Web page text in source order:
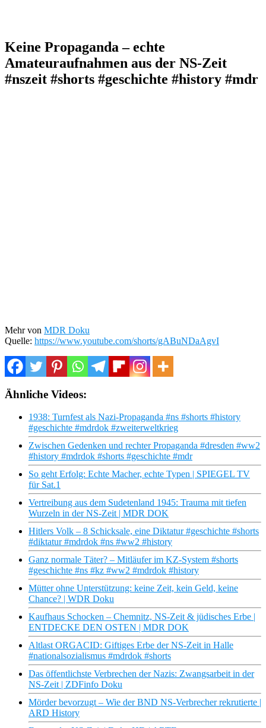
Keine Propaganda – echte
Amateuraufnahmen aus der NS-Zeit
#nszeit #shorts #geschichte #history #mdr
Mehr von MDR Doku
Quelle: https://www.youtube.com/shorts/gABuNDaAgvI
Ähnliche Videos:
1938: Turnfest als Nazi-Propaganda #ns #shorts #history
#geschichte #mdrdok #zweiterweltkrieg
Zwischen Gedenken und rechter Propaganda #dresden #ww2
#history #mdrdok #shorts #geschichte #mdr
So geht Erfolg: Echte Macher, echte Typen | SPIEGEL TV
für Sat.1
Vertreibung aus dem Sudetenland 1945: Trauma mit tiefen
Wurzeln in der NS-Zeit | MDR DOK
Hitlers Volk – 8 Schicksale, eine Diktatur #geschichte #shorts
#diktatur #mdrdok #ns #ww2 #history
Ganz normale Täter? – Mitläufer im KZ-System #shorts
#geschichte #ns #kz #ww2 #mdrdok #history
Mütter ohne Unterstützung: keine Zeit, kein Geld, keine
Chance? | WDR Doku
Kaufhaus Schocken – Chemnitz, NS-Zeit & jüdisches Erbe |
ENTDECKE DEN OSTEN | MDR DOK
Altlast ORGACID: Giftiges Erbe der NS-Zeit in Halle
#nationalsozialismus #mdrdok #shorts
Das öffentlichste Verbrechen der Nazis: Zwangsarbeit in der
NS-Zeit | ZDFinfo Doku
Mörder bevorzugt – Wie der BND NS-Verbrecher rekrutierte |
ARD History